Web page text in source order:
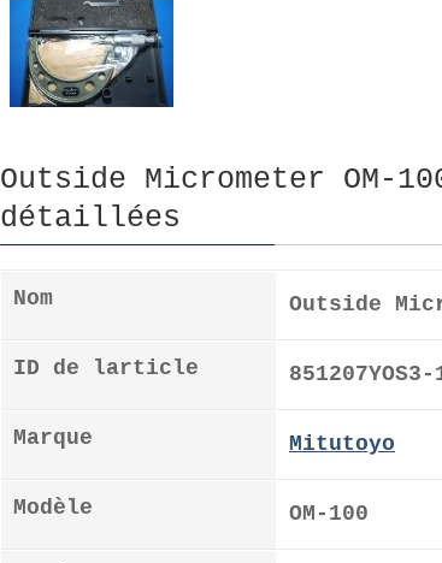
Outside Micrometer OM-
détaillées
Nom Outside
ID de larticle
Marque Mitutoyo
Modèle OM-100